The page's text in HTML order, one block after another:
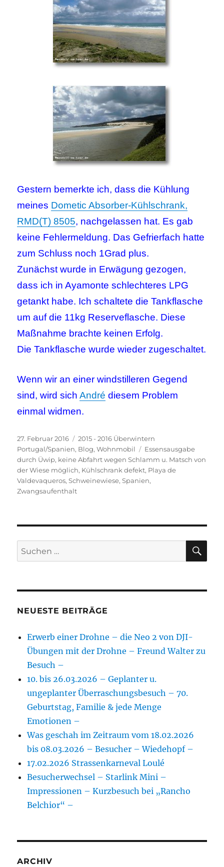
Gestern bemerkte ich, dass die Kühlung
meines Dometic Absorber-Kühlschrank,
RMD(T) 8505, nachgelassen hat. Es gab
keine Fehlermeldung. Das Gefrierfach hatte
zum Schluss noch 1Grad plus.
Zunächst wurde in Erwägung gezogen,
dass ich in Ayamonte schlechteres LPG
getankt habe. Ich schaltete die Tankflasche
um auf die 11kg Reserveflasche. Diese
Maßnahme brachte keinen Erfolg.
Die Tankflasche wurde wieder zugeschaltet.
Wenn wir an einer windstilleren Gegend
sind, wird sichAndré diesem Problem
einmal widmen.
Veröffentlicht
am
27. Februar 2016 Kategorien
2015 - 2016 Überwintern
Portugal/Spanien, Blog,Wohnmobil Schlagwörter
Essensausgabe
durch Üwip, keine Abfahrt wegen Schlamm u. Matsch von
der Wiese möglich, Kühlschrank defekt, Playa de
Valdevaqueros,Schweinewiese,Spanien,
Zwangsaufenthalt
Suchen
nach:
NEUESTE BEITRÄGE
Erwerb einer Drohne – die Neo 2 von DJI-
Übungen mit der Drohne – Freund Walter zu
Besuch –
10. bis 26.03.2026 – Geplanter u.
ungeplanter Überraschungsbesuch – 70.
Geburtstag, Familie & jede Menge
Emotionen –
Was geschah im Zeitraum vom 18.02.2026
bis 08.03.2026 – Besucher – Wiedehopf –
17.02.2026 Strassenkarneval Loulé
Besucherwechsel – Starlink Mini –
Impressionen – Kurzbesuch bei „Rancho
Belchior“ –
ARCHIV